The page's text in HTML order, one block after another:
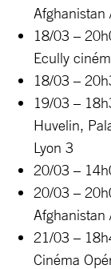
Afghanistan
18/03 –
Ecully
18/03 –
19/03 –
Huvelin,
Lyon 3
20/03 –
20/03 –
Afghanistan
21/03 –
Cinéma